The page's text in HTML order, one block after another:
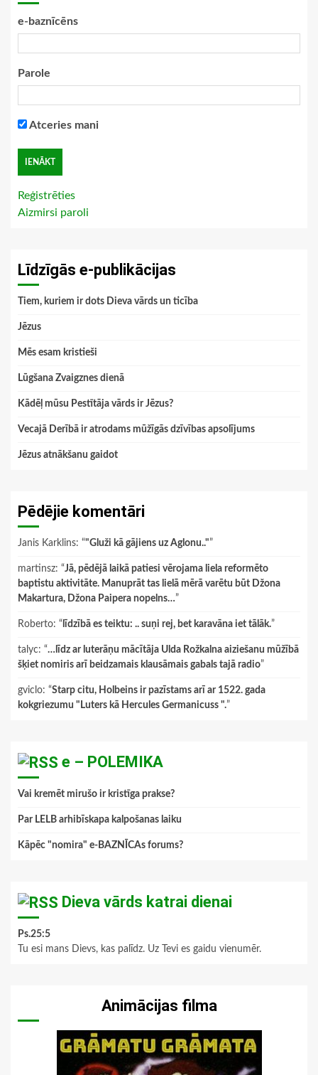
e-baznīcēns
Parole
Atceries mani
Reģistrēties
Aizmirsi paroli
Līdzīgās e-publikācijas
Tiem, kuriem ir dots Dieva vārds un ticība
Jēzus
Mēs esam kristieši
Lūgšana Zvaigznes dienā
Kādēļ mūsu Pestītāja vārds ir Jēzus?
Vecajā Derībā ir atro­dams mūžīgās dzīvības apsolījums
Jēzus atnākšanu gaidot
Pēdējie komentāri
Janis Karklins: “"Gluži kā gājiens uz Aglonu.."”
martinsz: “Jā, pēdējā laikā patiesi vērojama liela reformēto
baptistu aktivitāte. Manuprāt tas lielā mērā varētu būt Džona
Makartura, Džona Paipera nopelns…”
Roberto: “ līdzībā es teiktu: .. suņi rej, bet karavāna iet tālāk.”
talyc: “…līdz ar luterāņu mācītāja Ulda Rožkalna aiziešanu mūžībā
šķiet nomiris arī beidzamais klausāmais gabals tajā radio”
gviclo: “Starp citu, Holbeins ir pazīstams arī ar 1522. gada
kokgriezumu "Luters kā Hercules Germanicuss ".”
e – POLEMIKA
Vai kremēt mirušo ir kristīga prakse?
Par LELB arhibīskapa kalpošanas laiku
Kāpēc "nomira" e-BAZNĪCAs forums?
Dieva vārds katrai dienai
Ps.25:5
Tu esi mans Dievs, kas palīdz. Uz Tevi es gaidu vienumēr.
Animācijas filma